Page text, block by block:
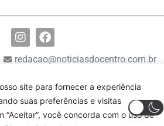
site para fornecer a experiência
suas preferências e visitas
“Aceitar”, você concorda com o uso de
redacao@noticiasdocentro.com.br
Todos os direitos reservados